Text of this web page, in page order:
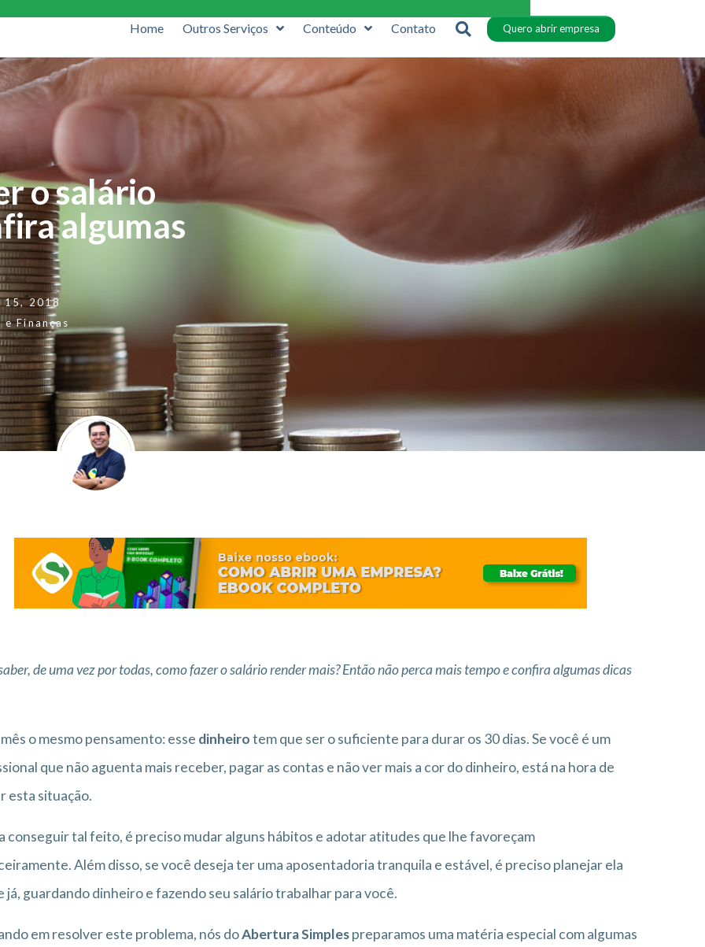
Home Outros Serviços Conteúdo Contato Quero abrir empresa
o salário
algumas
15, 2018
Finanças
de uma vez por todas, como fazer o salário render mais? Então não perca mais tempo e confira algumas dicas
o mesmo pensamento: esse dinheirotem que ser o suficiente para durar os 30 dias. Se você é um
que não aguenta mais receber, pagar as contas e não ver mais a cor do dinheiro, está na hora de
esta situação.
conseguir tal feito, é preciso mudar alguns hábitos e adotar atitudes que lhe favoreçam
Além disso, se você deseja ter uma aposentadoria tranquila e estável, é preciso planejar ela
já, guardando dinheiro e fazendo seu salário trabalhar para você.
em resolver este problema, nós doAbertura Simplespreparamos uma matéria especial com algumas